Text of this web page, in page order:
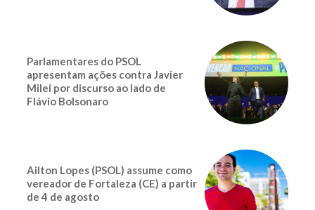
Parlamentares do PSOL
apresentam ações contra Javier
Milei por discurso ao lado de
Flávio Bolsonaro
Ailton Lopes (PSOL) assume como
vereador de Fortaleza (CE) a partir
de 4 de agosto